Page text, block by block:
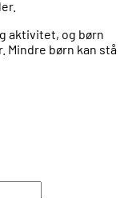
aktivitet, og børn
Mindre børn kan stå